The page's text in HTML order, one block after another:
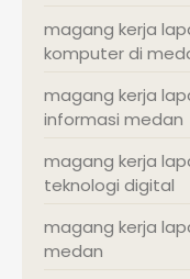
magang kerja
komputer di
magang kerja
informasi medan
magang kerja
teknologi digital
magang kerja
medan